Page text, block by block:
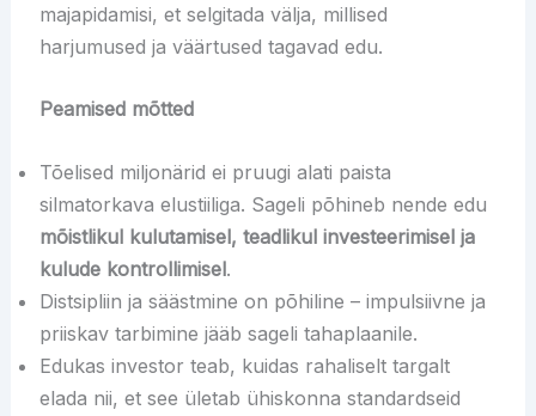
majapidamisi, et selgitada välja, millised
harjumused ja väärtused tagavad edu.
Peamised mõtted
Tõelised miljonärid ei pruugi alati paista
silmatorkava elustiiliga. Sageli põhineb nende edu
mõistlikul kulutamisel, teadlikul investeerimisel ja
kulude kontrollimisel.
Distsipliin ja säästmine on põhiline – impulsiivne ja
priiskav tarbimine jääb sageli tahaplaanile.
Edukas investor teab, kuidas rahaliselt targalt
elada nii, et see ületab ühiskonna standardseid